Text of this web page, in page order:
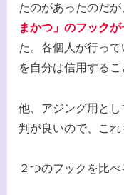
たのがあったのだ
まかつ」のフック
た。各個人が行っ
を自分は信用するこ
他、アジング用と
判が良いので、これ
２つのフックを比